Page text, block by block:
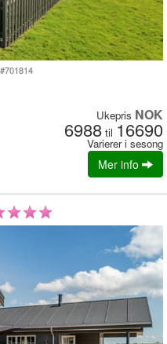
Ukepris NOK
6988 til 16690
Varierer i sesong
Mer info